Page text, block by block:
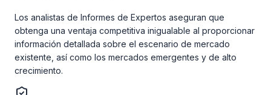
Los analistas de Informes de Expertos aseguran que
obtenga una ventaja competitiva inigualable al proporcionar
información detallada sobre el escenario de mercado
existente, así como los mercados emergentes y de alto
crecimiento.